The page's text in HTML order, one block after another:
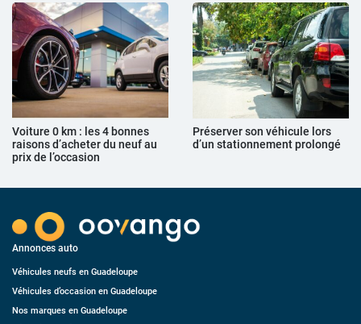
Voiture 0 km : les 4 bonnes
raisons d’acheter du neuf au
prix de l’occasion
Préserver son véhicule lors
d’un stationnement prolongé
Annonces auto
Véhicules neufs en Guadeloupe
Véhicules d’occasion en Guadeloupe
Nos marques en Guadeloupe